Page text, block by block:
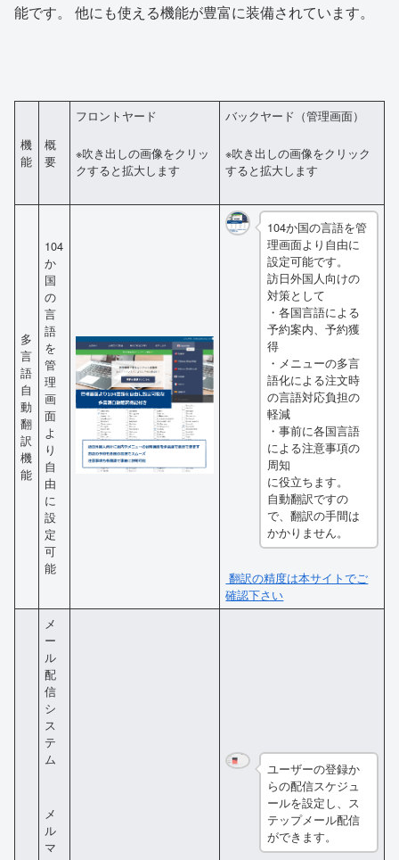
能です。 他にも使える機能が豊富に装備されています。
機
能
概
要
フロントヤード
※吹き出しの画像をクリッ
クすると拡大します
バックヤード（管理画面）
※吹き出しの画像をクリック
すると拡大します
多
言
語
自
動
翻
訳
機
能
104
か
国
の
言
語
を
管
理
画
面
よ
り
自
由
に
設
定
可
能
104か国の言語を管
理画面より自由に
設定可能です。
訪日外国人向けの
対策として
・各国言語による
予約案内、予約獲
得
・メニューの多言
語化による注文時
の言語対応負担の
軽減
・事前に各国言語
による注意事項の
周知
に役立ちます。
自動翻訳ですの
で、翻訳の手間は
かかりません。
翻訳の精度は本サイトでご
確認下さい
メ
ー
ル
配
信
シ
ス
テ
ム
メ
ル
マ
ユーザーの登録か
らの配信スケジュ
ールを設定し、ス
テップメール配信
ができます。